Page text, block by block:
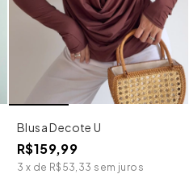
Blusa Decote U
R$159,99
3 x de R$53,33 sem juros